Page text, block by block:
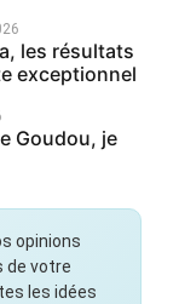
les résultats
exceptionnel
Goudou, je
opinions
de votre
les idées